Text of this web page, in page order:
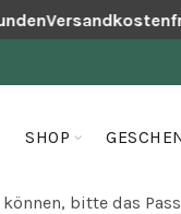
SHOP
bitte das